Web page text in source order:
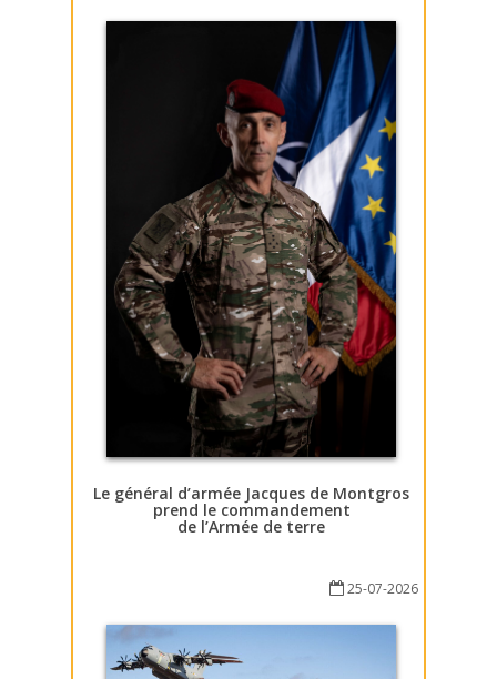
Le général d’armée Jacques de Montgros
prend le commandement
de l’Armée de terre
25-07-2026